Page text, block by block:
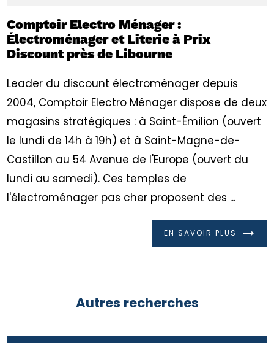
Comptoir Electro Ménager :
Électroménager et Literie à Prix
Discount près de Libourne
Leader du discount électroménager depuis
2004, Comptoir Electro Ménager dispose de deux
magasins stratégiques : à Saint-Émilion (ouvert
le lundi de 14h à 19h) et à Saint-Magne-de-
Castillon au 54 Avenue de l'Europe (ouvert du
lundi au samedi). Ces temples de
l'électroménager pas cher proposent des ...
EN SAVOIR PLUS
Autres recherches